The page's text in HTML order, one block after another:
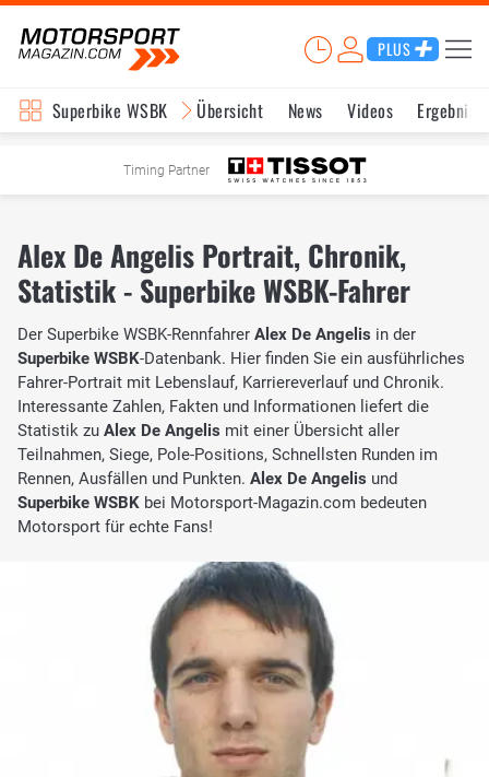
PLUS
Superbike WSBK Übersicht News Videos
Timing Partner
Alex De Angelis Portrait, Chronik,
Statistik - Superbike WSBK-Fahrer
Der Superbike WSBK-Rennfahrer Alex De Angelis in der
Superbike WSBK-Datenbank. Hier finden Sie ein ausführliches
Fahrer-Portrait mit Lebenslauf, Karriereverlauf und Chronik.
Interessante Zahlen, Fakten und Informationen liefert die
Statistik zu Alex De Angelis mit einer Übersicht aller
Teilnahmen, Siege, Pole-Positions, Schnellsten Runden im
Rennen, Ausfällen und Punkten. Alex De Angelis und
Superbike WSBK bei Motorsport-Magazin.com bedeuten
Motorsport für echte Fans!